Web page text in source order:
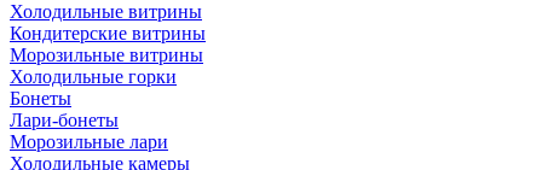
Холодильные витрины
Кондитерские витрины
Морозильные витрины
Холодильные горки
Бонеты
Лари-бонеты
Морозильные лари
Холодильные камеры